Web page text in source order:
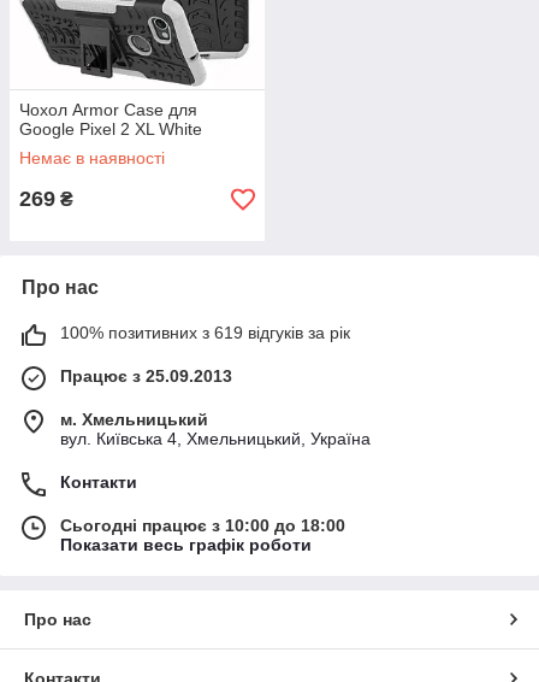
Чохол Armor Case для
Google Pixel 2 XL White
Немає в наявності
269 ₴
Про нас
100% позитивних з 619 відгуків за рік
Працює з 25.09.2013
м. Хмельницький
вул. Київська 4, Хмельницький, Україна
Контакти
Сьогодні працює з 10:00 до 18:00
Показати весь графік роботи
Про нас